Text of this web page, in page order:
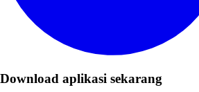
Download aplikasi sekarang